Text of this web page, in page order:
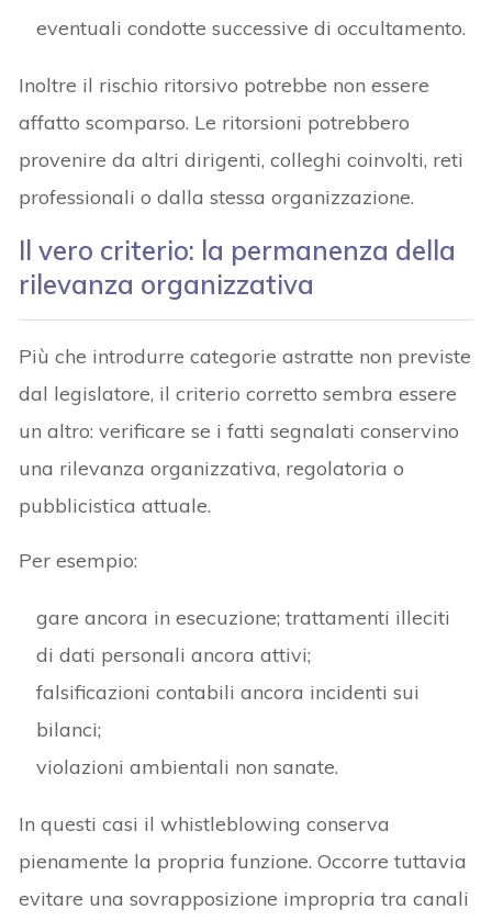
eventuali condotte successive di occultamento.
Inoltre il rischio ritorsivo potrebbe non essere
affatto scomparso. Le ritorsioni potrebbero
provenire da altri dirigenti, colleghi coinvolti, reti
professionali o dalla stessa organizzazione.
Il vero criterio: la permanenza della
rilevanza organizzativa
Più che introdurre categorie astratte non previste
dal legislatore, il criterio corretto sembra essere
un altro: verificare se i fatti segnalati conservino
una rilevanza organizzativa, regolatoria o
pubblicistica attuale.
Per esempio:
gare ancora in esecuzione; trattamenti illeciti
di dati personali ancora attivi;
falsificazioni contabili ancora incidenti sui
bilanci;
violazioni ambientali non sanate.
In questi casi il whistleblowing conserva
pienamente la propria funzione. Occorre tuttavia
evitare una sovrapposizione impropria tra canali